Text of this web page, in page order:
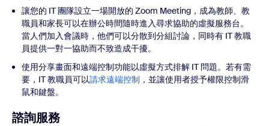
讓您的 IT 團隊設立一場開放的 Zoom Meeting，成為教師、教
職員和家長可以在辦公時間隨時進入尋求協助的虛擬服務台。
當人們加入會議時，他們可以分散到分組討論，同時有 IT 教職
員提供一對一協助而不致造成干擾。
使用分享畫面和遠端控制功能以虛擬方式排解 IT 問題。若有需
要，IT 教職員可以請求遠端控制 ，並讓使用者授予權限控制滑
鼠和鍵盤。
諮詢服務